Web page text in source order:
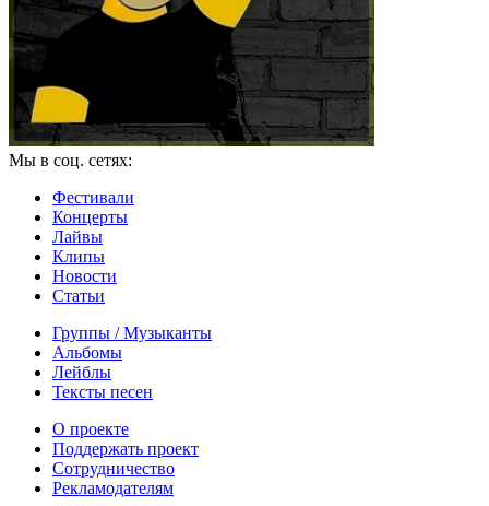
Мы в соц. сетях:
Фестивали
Концерты
Лайвы
Клипы
Новости
Статьи
Группы / Музыканты
Альбомы
Лейблы
Тексты песен
О проекте
Поддержать проект
Сотрудничество
Рекламодателям